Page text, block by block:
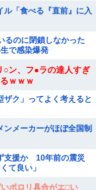
ル「食べる『直前』に入
るのに閉鎖しなかった
で感染爆発
○ン、フ●ラの達人すぎ
ｗｗｗ
ザク」ってよく考えると
メーカーがほぼ全国制
支援か 10年前の震災
て良い」
ポロリ具合がエ□い